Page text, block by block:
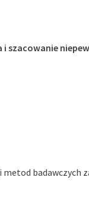
szacowanie
badawczych